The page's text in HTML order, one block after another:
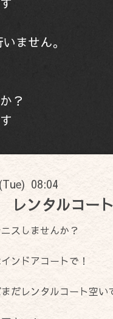
ません。
？
08:04
ンタルコー
スしませんか？
ンドアコートで！
だレンタルコート空い